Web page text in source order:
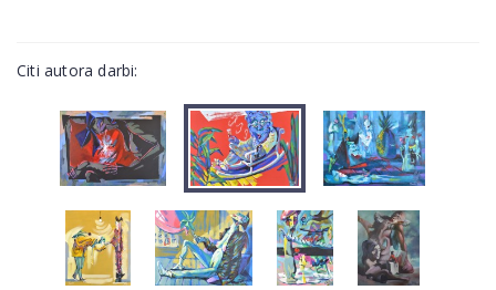
Citi autora darbi: